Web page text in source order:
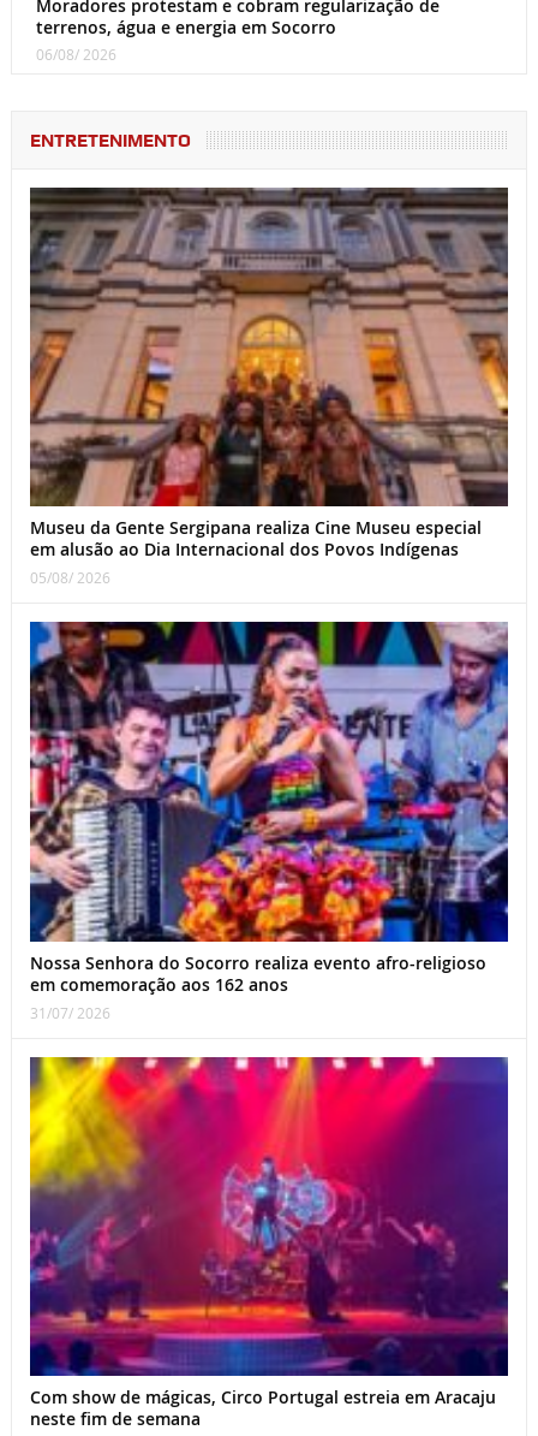
Moradores protestam e cobram regularização de
terrenos, água e energia em Socorro
06/08/ 2026
ENTRETENIMENTO
Museu da Gente Sergipana realiza Cine Museu especial
em alusão ao Dia Internacional dos Povos Indígenas
05/08/ 2026
Nossa Senhora do Socorro realiza evento afro-religioso
em comemoração aos 162 anos
31/07/ 2026
Com show de mágicas, Circo Portugal estreia em Aracaju
neste fim de semana